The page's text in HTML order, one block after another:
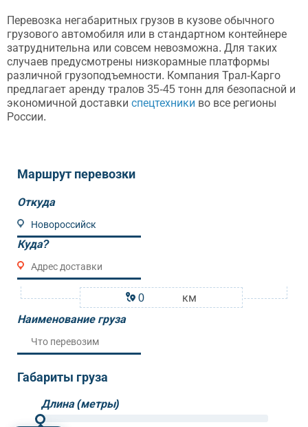
Перевозка негабаритных грузов в кузове обычного
грузового автомобиля или в стандартном контейнере
затруднительна или совсем невозможна. Для таких
случаев предусмотрены низкорамные платформы
различной грузоподъемности. Компания Трал-Карго
предлагает аренду тралов 35-45 тонн для безопасной и
экономичной доставки спецтехники во все регионы
России.
Маршрут перевозки
Откуда
Куда?
км
Наименование груза
Габариты груза
Длина (метры)